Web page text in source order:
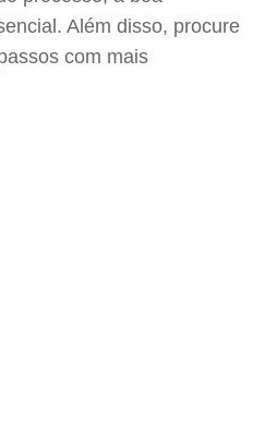
Além disso, procure
com mais